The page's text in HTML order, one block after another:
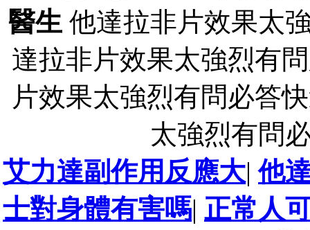
醫生 他達拉非片效果太
達拉非片效果太強烈有
片效果太強烈有問必答
太強烈有問
艾力達副作用反應大|他
士對身體有害嗎| 正常人